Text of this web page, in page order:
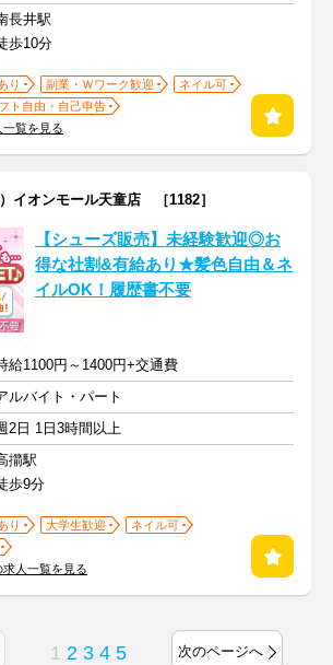
長井駅
歩10分
り 副業・Ｗワーク歓迎
ネイル可
ト自由・自己申告
覧を見る
イオンモール天童店 ［1182］
【シューズ販売】未経験歓迎◎お
得な社割&有給あり★髪色自由＆ネ
イルOK！履歴書不要
給1100円～1400円+交通費
ルバイト・パート
2日 1日3時間以上
擶駅
歩9分
り 大学生歓迎
ネイル可
人一覧を見る
1 2 3 4 5 次のページへ